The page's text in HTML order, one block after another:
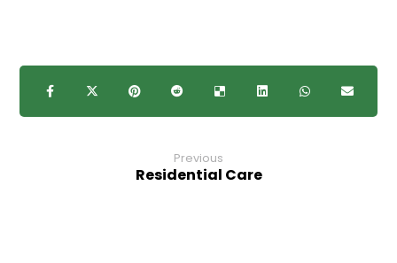
Previous
Residential Care